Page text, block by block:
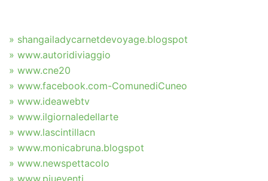
» shangailadycarnetdevoyage.blogspot
» www.autoridiviaggio
» www.cne20
» www.facebook.com-ComunediCuneo
» www.ideawebtv
» www.ilgiornaledellarte
» www.lascintillacn
» www.monicabruna.blogspot
» www.newspettacolo
» www.piueventi